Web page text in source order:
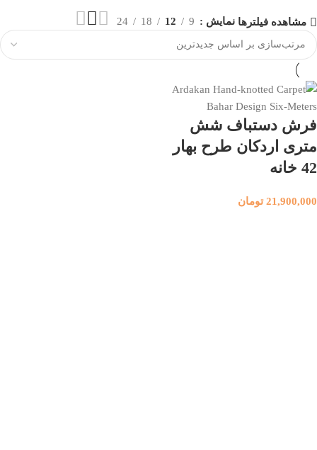
مشاهده فیلترها نمایش 9
12
18
24
فرش دستباف شش
متری اردکان طرح بهار
42 خانه
21,900,000 تومان